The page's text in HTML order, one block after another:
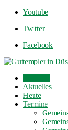
Youtube
Twitter
Facebook
Aktuelles
Heute
Termine